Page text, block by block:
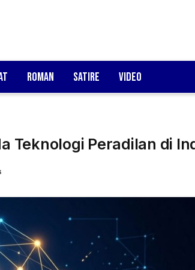
Roman Satire Video
Teknologi Peradilan di